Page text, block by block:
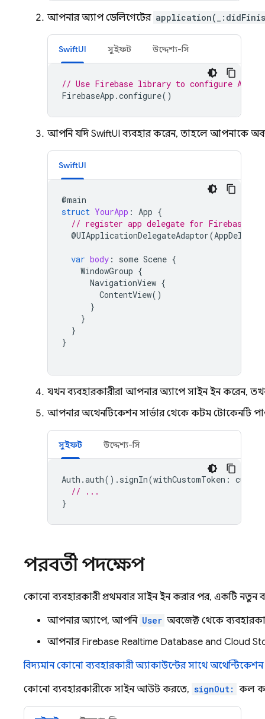
আপনার অ্যাপ ডেলিগেটের
SwiftUI সুইফট উদ্দেশ্য-সি
// Use Firebase library to configure APIs
FirebaseApp .configure()
আপনি যদি SwiftUI ব্যবহার করেন, তাহলে আপনাকে
SwiftUI
@main
struct YourApp : App {
// register app delegate for Firebase
@UIApplicationDelegateAdaptor(
var body : some Scene {
WindowGroup {
NavigationView {
ContentView()
}
}
}
}
যখন ব্যবহারকারীরা আপনার অ্যাপে সাইন ইন করেন,
আপনার অথেনটিকেশন সার্ভার থেকে কাস্টম টোকেনটি
সুইফট উদ্দেশ্য-সি
Auth .auth(). signIn(withCustomToken :
// ...
}
পরবর্তী পদক্ষেপ
কোনো ব্যবহারকারী প্রথমবার সাইন ইন করার পর, একটি নতুন
আপনার অ্যাপে, আপনি User অবজেক্ট থেকে
আপনার Firebase Realtime Database and Cloud
বিদ্যমান কোনো ব্যবহারকারী অ্যাকাউন্টের সাথে
কোনো ব্যবহারকারীকে সাইন আউট করতে, signOut: কল